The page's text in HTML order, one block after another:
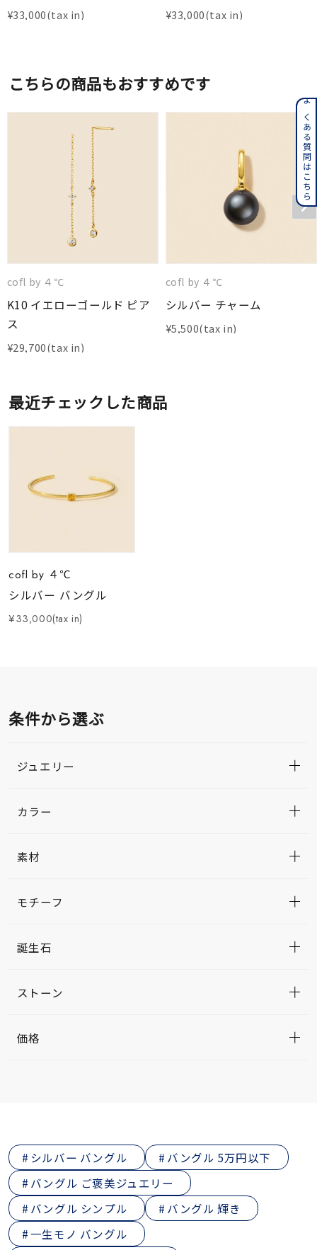
¥33,000 ¥33,000
こちらの商品もおすすめです
cofl by ４℃
K10 イエローゴールド ピア
ス
¥29,700
cofl by ４℃
シルバー チャーム
¥5,500
最近チェックした商品
cofl by ４℃
シルバー バングル
¥33,000(tax in)
条件から選ぶ
ジュエリー
カラー
素材
モチーフ
誕生石
ストーン
価格
シルバー バングル
バングル 5万円以下
バングル ご褒美ジュエリー
バングル シンプル
バングル 輝き
一生モノ バングル
よくある質問はこちら